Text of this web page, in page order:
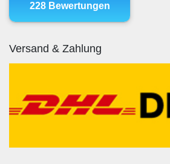
Versand & Zahlung